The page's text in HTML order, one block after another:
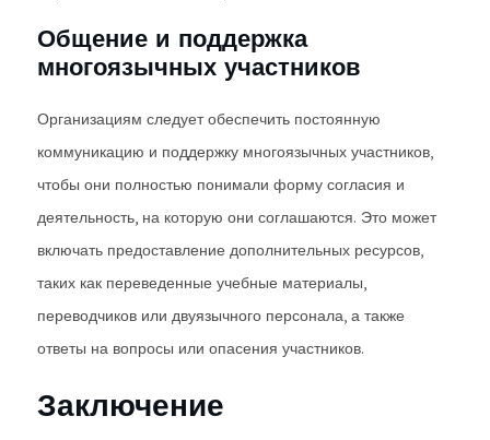
Общение и поддержка
многоязычных участников
Организациям следует обеспечить постоянную
коммуникацию и поддержку многоязычных участников,
чтобы они полностью понимали форму согласия и
деятельность, на которую они соглашаются. Это может
включать предоставление дополнительных ресурсов,
таких как переведенные учебные материалы,
переводчиков или двуязычного персонала, а также
ответы на вопросы или опасения участников.
Заключение